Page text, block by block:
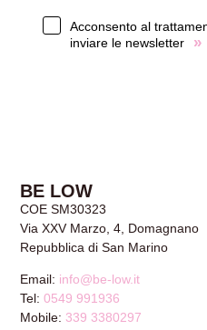
Acconsento al
inviare le newsletter
»
BE LOW
COE SM30323
Via XXV Marzo, 4, Domagnano
Repubblica di San Marino
Email: info@be-low.it
Tel:0549 991936
Mobile: 339 3380297